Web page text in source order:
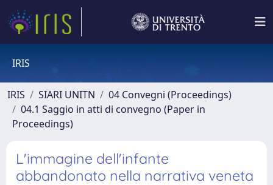
IRIS
IRIS SIARI UNITN
04 Convegni (Proceedings)
04.1 Saggio in atti di convegno (Paper in
Proceedings)
L'immagine dell'infante
abbandonato nella narrativa veneta